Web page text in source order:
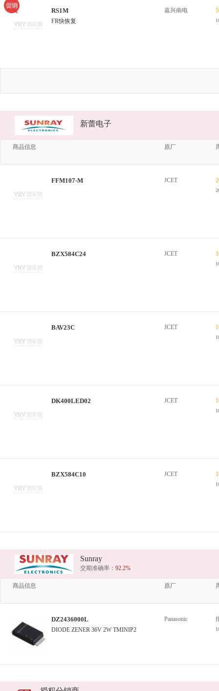
RS1M
FR快恢复
嘉兴南电
新蕾电子
商品信息 原厂
FFM107-M JCET
BZX584C24 JCET
BAV23C JCET
DK400LED02 JCET
BZX584C10 JCET
Sunray
交期准确率： 92.2%
商品信息 原厂
DZ2436000L
DIODE ZENER 36V 2W TMINIP2
Panasonic